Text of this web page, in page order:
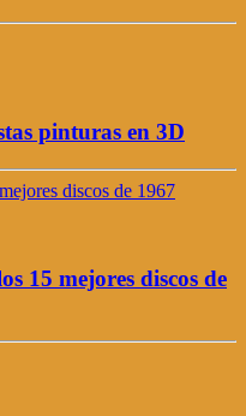
pinturas en 3D
15 mejores discos de